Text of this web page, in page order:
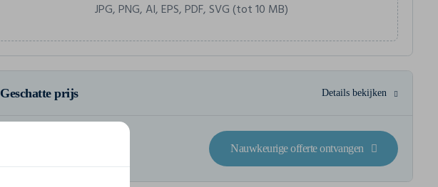
JPG, PNG, AI, EPS, PDF, SVG (tot 10 MB)
Geschatte prijs Details bekijken
Nauwkeurige offerte ontvangen